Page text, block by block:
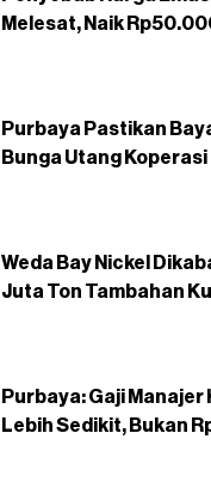
Melesat, Naik
Purbaya Pastikan
Bunga Utang
Weda Bay Nickel
Juta Ton Tambahan
Purbaya: Gaji Manajer
Lebih Sedikit, Bukan